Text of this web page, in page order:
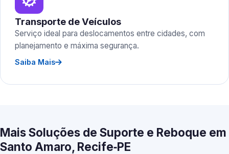
Transporte de Veículos
Serviço ideal para deslocamentos entre cidades, com
planejamento e máxima segurança.
Saiba Mais
Mais Soluções de Suporte e Reboque em
Santo Amaro, Recife‑PE